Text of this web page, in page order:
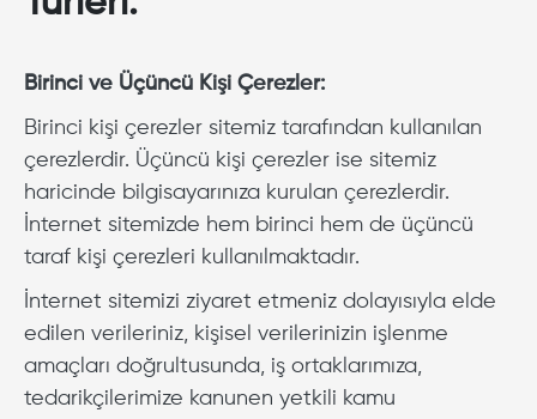
Birinci ve Üçüncü Kişi Çerezler:
Birinci kişi çerezler sitemiz tarafından kullanılan
çerezlerdir. Üçüncü kişi çerezler ise sitemiz
haricinde bilgisayarınıza kurulan çerezlerdir.
İnternet sitemizde hem birinci hem de üçüncü
taraf kişi çerezleri kullanılmaktadır.
İnternet sitemizi ziyaret etmeniz dolayısıyla elde
edilen verileriniz, kişisel verilerinizin işlenme
amaçları doğrultusunda, iş ortaklarımıza,
tedarikçilerimize kanunen yetkili kamu